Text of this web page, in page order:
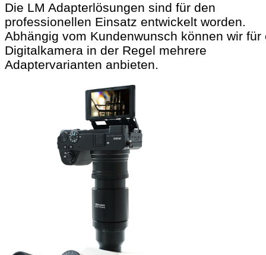
Die LM Adapterlösungen sind für den
professionellen Einsatz entwickelt worden.
Abhängig vom Kundenwunsch können wir für
Digitalkamera in der Regel mehrere
Adaptervarianten anbieten.